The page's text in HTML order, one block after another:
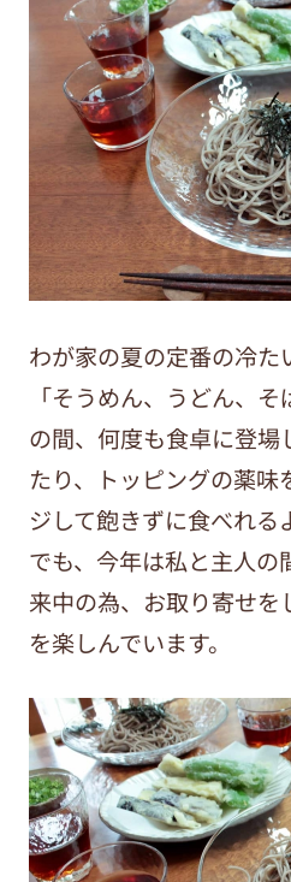
わが家の夏の定番の冷た
「そうめん、うどん、
の間、何度も食卓に登場
たり、トッピングの薬味
ジして飽きずに食べれる
でも、今年は私と主人の
来中の為、お取り寄せを
を楽しんでいます。